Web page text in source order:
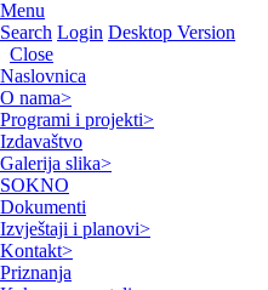
Menu
Search Login Desktop Version
Close
Naslovnica
O nama>
Programi i projekti>
Izdavaštvo
Galerija slika>
SOKNO
Dokumenti
Izvještaji i planovi>
Kontakt>
Priznanja